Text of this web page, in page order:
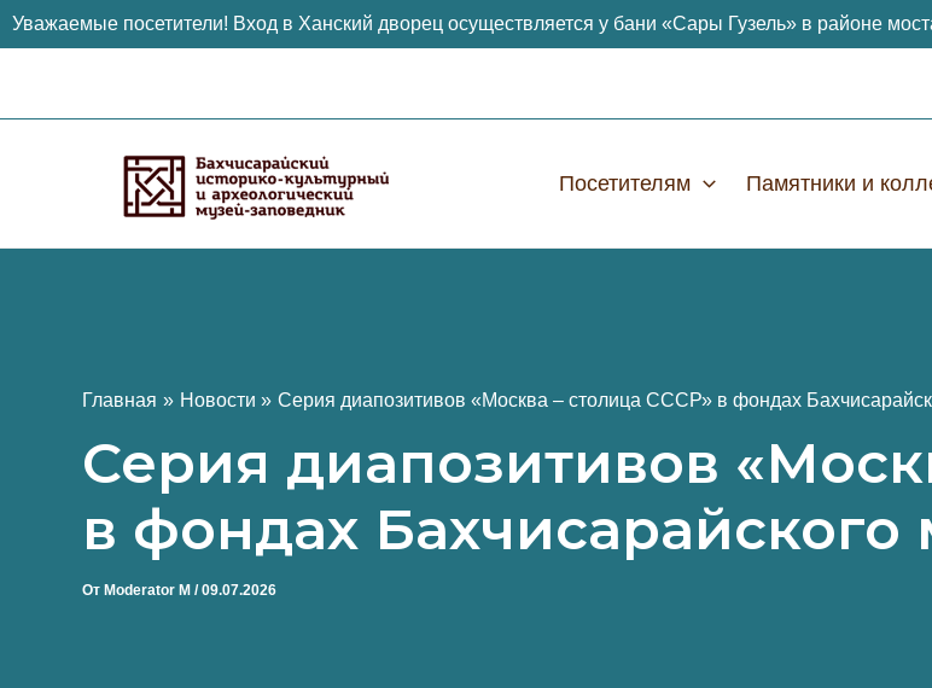
Уважаемые посетители! Вход в Ханский дворец осуществляется у бани «Сары Гузель» в районе
Посетителям Памятники и
Главная Новости Серия диапозитивов «Москва – столица СССР» в фондах
Серия диапозитивов
в фондах Бахчисарайского
От Moderator M /09.07.2026